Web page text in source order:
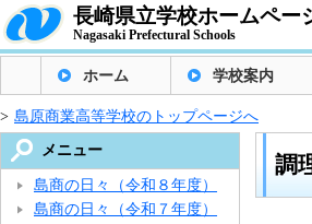
長崎県立学校ホームペー
Nagasaki Prefectural Schools
ホーム 学校案内
> 島原商業高等学校のトップページへ
調
メニュー
島商の日々（令和８年度）
島商の日々（令和７年度）